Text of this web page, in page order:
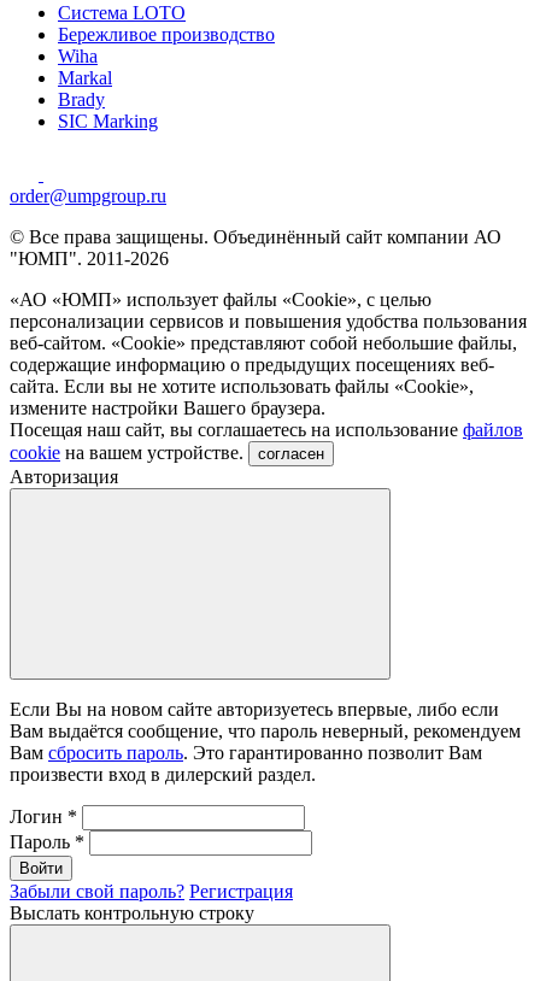
Система LOTO
Бережливое производство
Wiha
Markal
Brady
SIC Marking
order@umpgroup.ru
© Все права защищены. Объединённый сайт компании АО
"ЮМП". 2011-2026
«АО «ЮМП» использует файлы «Сookie», с целью
персонализации сервисов и повышения удобства пользования
веб-сайтом. «Cookie» представляют собой небольшие файлы,
содержащие информацию о предыдущих посещениях веб-
сайта. Если вы не хотите использовать файлы «Сookie»,
измените настройки Вашего браузера.
Посещая наш сайт, вы соглашаетесь на использование файлов
cookie на вашем устройстве. согласен
Авторизация
Если Вы на новом сайте авторизуетесь впервые, либо если
Вам выдаётся сообщение, что пароль неверный, рекомендуем
Вам сбросить пароль. Это гарантированно позволит Вам
произвести вход в дилерский раздел.
Логин *
Пароль *
Войти
Забыли свой пароль? Регистрация
Выслать контрольную строку